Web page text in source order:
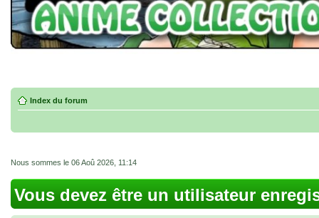
Index du forum
Nous sommes le 06 Aoû 2026, 11:14
Vous devez être un utilisateur